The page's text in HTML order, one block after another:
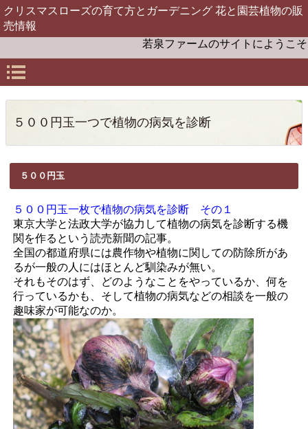
クリスマスローズの育て方とガーデニング 花と園芸植物の販
売情報
若泉ファームのサイトにようこそ
５００円玉一つで植物の病気を診断
５００円玉
５００円玉一枚で植物の病気を診断 その１
東京大学と法政大学が協力して植物の病気を診断する機
関を作るという読売新聞の記事。
全国の都道府県には農作物や植物に関しての防除所があ
るが一般の人にはほとんど馴染みが無い。
それもそのはず、どのようなことをやっているか、何を
行っているかも、そして植物の病気などの相談を一般の
趣味家が可能なのか。